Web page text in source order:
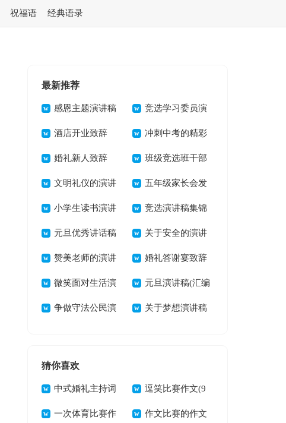
祝福语 经典语录
最新推荐
感恩主题演讲稿
汇编14篇
竞选学习委员演
讲稿15篇
酒店开业致辞 冲刺中考的精彩
演讲稿
婚礼新人致辞 班级竞选班干部
发言稿
文明礼仪的演讲
稿13篇
五年级家长会发
言稿
小学生读书演讲
稿(合集15篇)
竞选演讲稿集锦
15篇
元旦优秀讲话稿
15篇
关于安全的演讲
稿3篇
赞美老师的演讲
稿15篇
婚礼答谢宴致辞
14篇
微笑面对生活演
讲稿
元旦演讲稿(汇编
15篇)
争做守法公民演 关于梦想演讲稿
猜你喜欢
中式婚礼主持词
(集锦15篇)
逗笑比赛作文(9
篇)
一次体育比赛作 作文比赛的作文